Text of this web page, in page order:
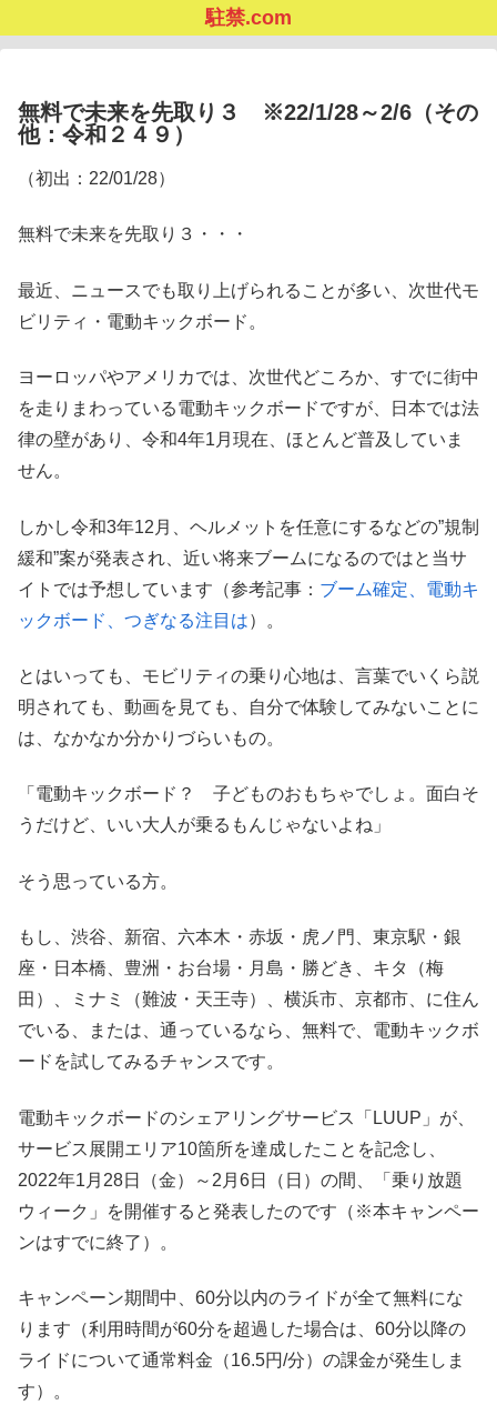
駐禁.com
無料で未来を先取り３ ※22/1/28～2/6（その
他：令和２４９）
（初出：22/01/28）
無料で未来を先取り３・・・
最近、ニュースでも取り上げられることが多い、次世代モ
ビリティ・電動キックボード。
ヨーロッパやアメリカでは、次世代どころか、すでに街中
を走りまわっている電動キックボードですが、日本では法
律の壁があり、令和4年1月現在、ほとんど普及していま
せん。
しかし令和3年12月、ヘルメットを任意にするなどの”規制
緩和”案が発表され、近い将来ブームになるのではと当サ
イトでは予想しています（参考記事： ブーム確定、電動キ
ックボード、つぎなる注目は）。
とはいっても、モビリティの乗り心地は、言葉でいくら説
明されても、動画を見ても、自分で体験してみないことに
は、なかなか分かりづらいもの。
「電動キックボード？ 子どものおもちゃでしょ。面白そ
うだけど、いい大人が乗るもんじゃないよね」
そう思っている方。
もし、渋谷、新宿、六本木・赤坂・虎ノ門、東京駅・銀
座・日本橋、豊洲・お台場・月島・勝どき、キタ（梅
田）、ミナミ（難波・天王寺）、横浜市、京都市、に住ん
でいる、または、通っているなら、無料で、電動キックボ
ードを試してみるチャンスです。
電動キックボードのシェアリングサービス「LUUP」が、
サービス展開エリア10箇所を達成したことを記念し、
2022年1月28日（金）～2月6日（日）の間、「乗り放題
ウィーク」を開催すると発表したのです（※本キャンペー
ンはすでに終了）。
キャンペーン期間中、60分以内のライドが全て無料にな
ります（利用時間が60分を超過した場合は、60分以降の
ライドについて通常料金（16.5円/分）の課金が発生しま
す）。